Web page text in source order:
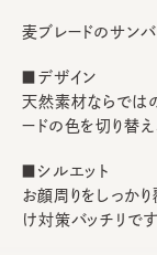
麦ブレードのサンバ
■デザイン
天然素材ならでは
ードの色を切り替え
■シルエット
お顔周りをしっか
け対策バッチリで